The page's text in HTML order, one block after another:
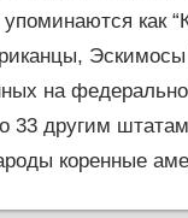
как
на
33 другим
коренные